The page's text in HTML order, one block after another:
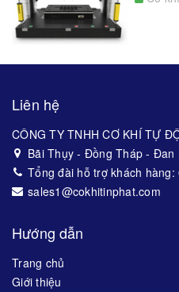
Liên hệ
CÔNG TY TNHH CƠ KHÍ TỰ
Bãi Thụy - Đồng Tháp - Đan
Tổng đài hỗ trợ khách hàng:
sales1@cokhitinphat.com
Hướng dẫn
Trang chủ
Giới thiệu